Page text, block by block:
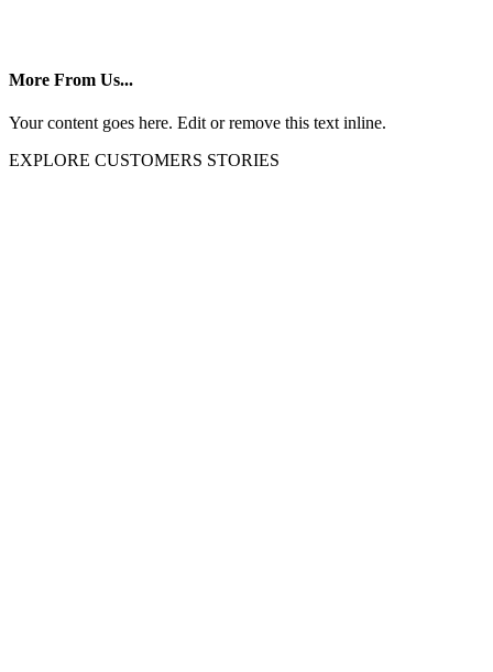
More From Us...
Your content goes here. Edit or remove this text inline.
EXPLORE CUSTOMERS STORIES